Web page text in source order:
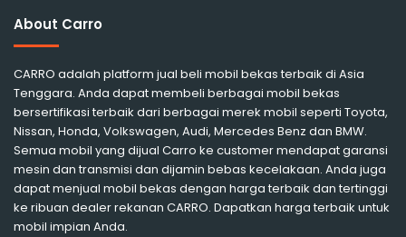
About Carro
CARRO adalah platform jual beli mobil bekas terbaik di Asia
Tenggara. Anda dapat membeli berbagai mobil bekas
bersertifikasi terbaik dari berbagai merek mobil seperti Toyota,
Nissan, Honda, Volkswagen, Audi, Mercedes Benz dan BMW.
Semua mobil yang dijual Carro ke customer mendapat garansi
mesin dan transmisi dan dijamin bebas kecelakaan. Anda juga
dapat menjual mobil bekas dengan harga terbaik dan tertinggi
ke ribuan dealer rekanan CARRO. Dapatkan harga terbaik untuk
mobil impian Anda.